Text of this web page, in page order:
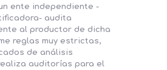
ente independiente -
audita
al productor de dicha
reglas muy estrictas,
de análisis
auditorías para el